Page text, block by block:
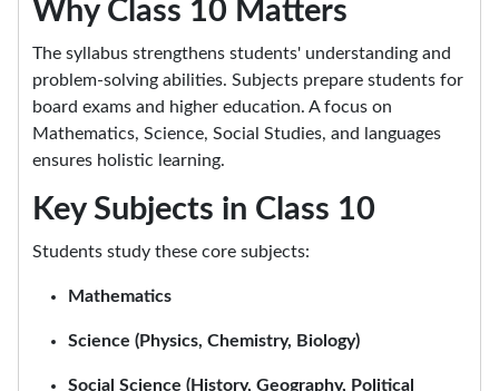
Why Class 10 Matters
The syllabus strengthens students' understanding and
problem-solving abilities. Subjects prepare students for
board exams and higher education. A focus on
Mathematics, Science, Social Studies, and languages
ensures holistic learning.
Key Subjects in Class 10
Students study these core subjects:
Mathematics
Science (Physics, Chemistry, Biology)
Social Science (History, Geography, Political